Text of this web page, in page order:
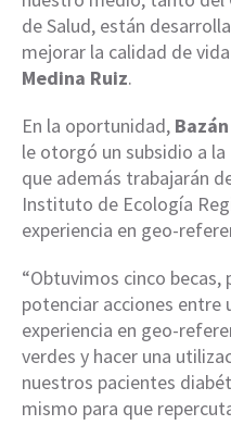
de Salud, están
mejorar la calidad de
Medina Ruiz.
En la oportunidad,
le otorgó un subsidio a
que además trabajarán
Instituto de Ecología
experiencia en geo-
“Obtuvimos cinco
potenciar acciones
experiencia en geo-
verdes y hacer una
nuestros pacientes
mismo para que